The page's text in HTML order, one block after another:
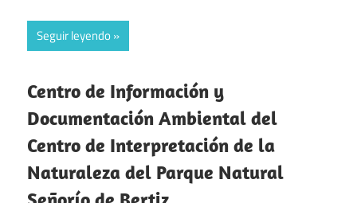
Seguir leyendo
Centro de Información y
Documentación Ambiental del
Centro de Interpretación de la
Naturaleza del Parque Natural